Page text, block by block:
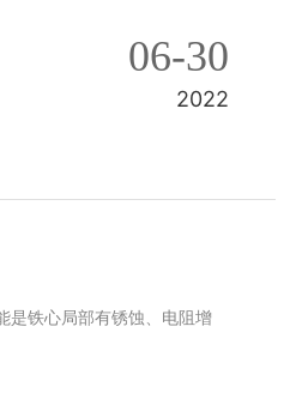
06-30
2022
是铁心局部有锈蚀、电阻增